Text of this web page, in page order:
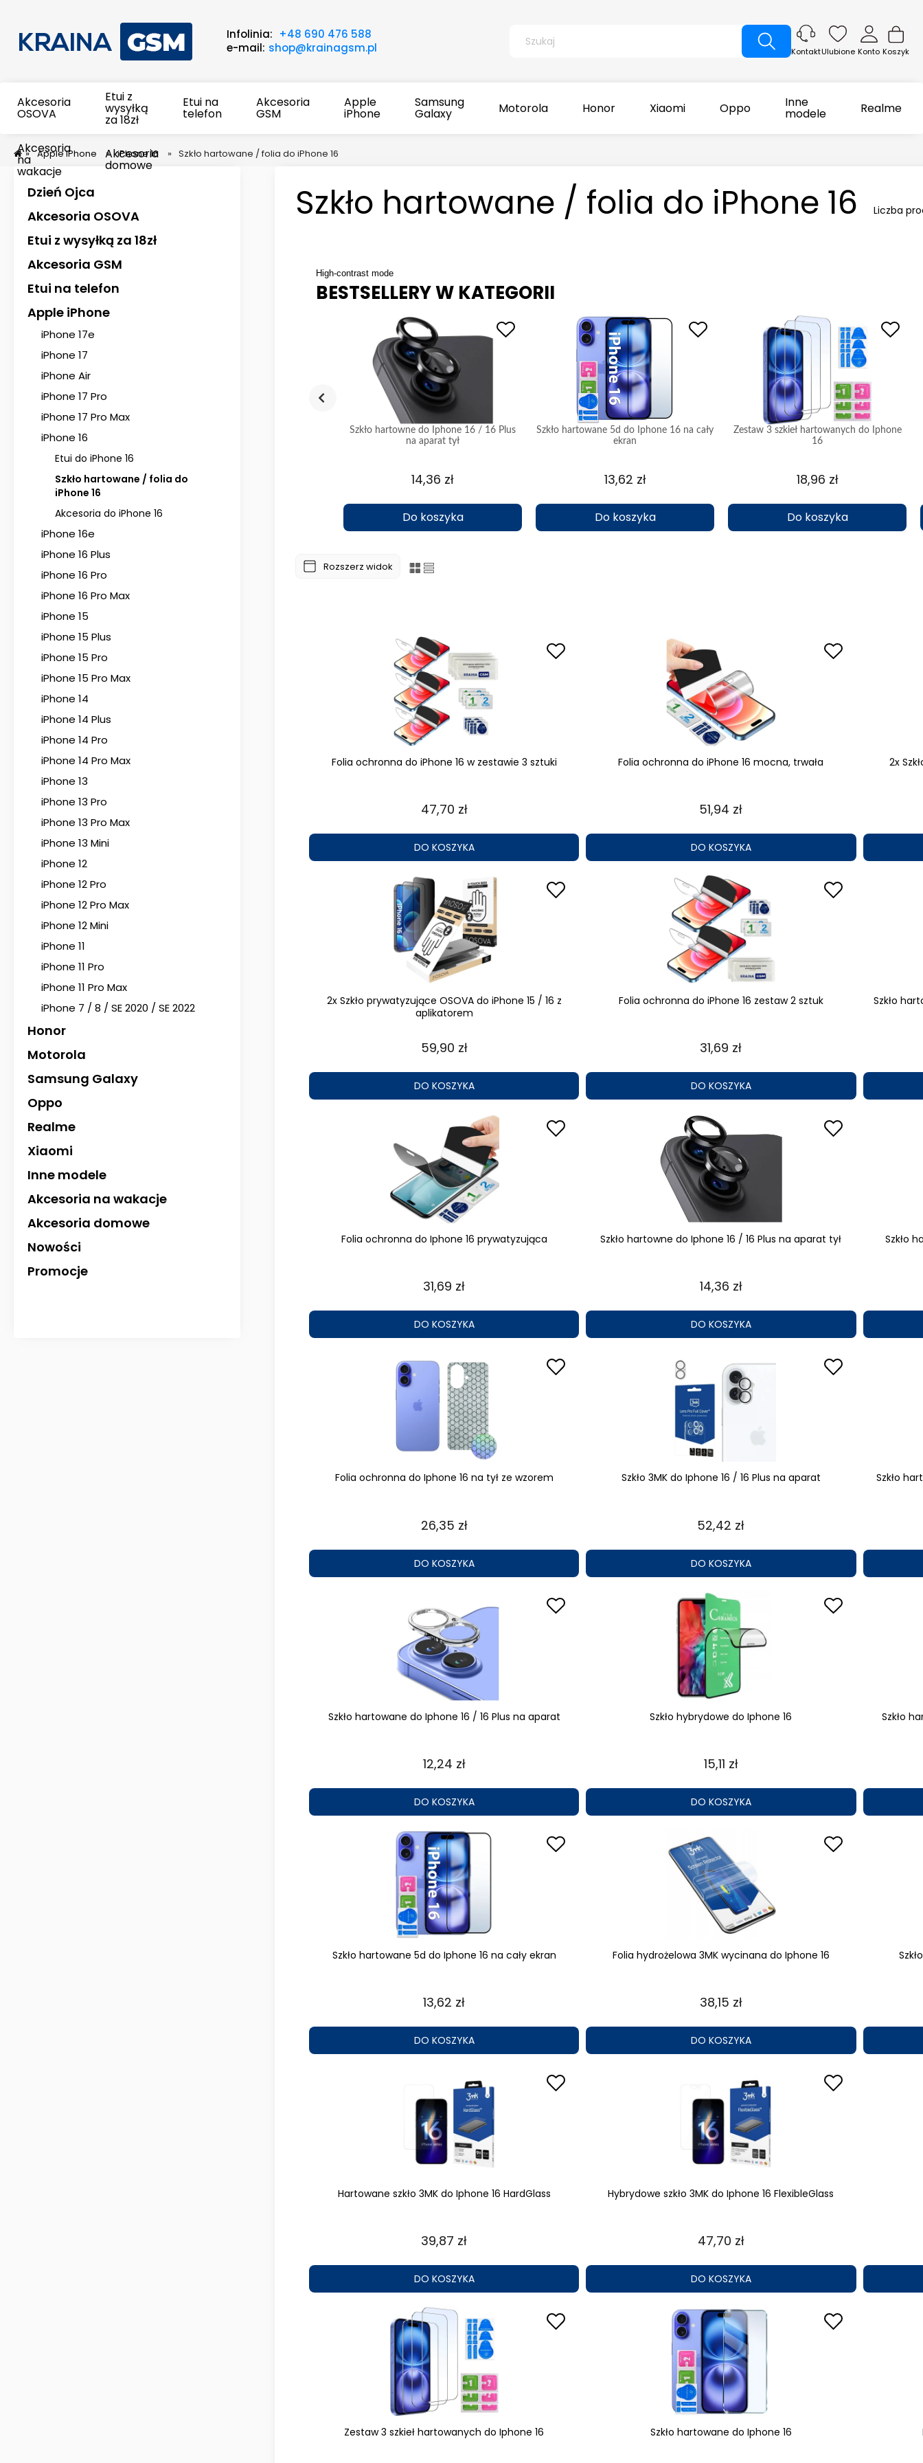
Infolinia: +48 690 476 588
e-mail: shop@krainagsm.pl Koszyk
Konto
KontaktUlubione
Akcesoria
OSOVA
Etui z
wysyłką
za 18zł
Etui na
telefon
Akcesoria
GSM
Apple
iPhone
Samsung
Galaxy Motorola Honor Xiaomi Oppo Inne
modele Realme
Akcesoria
na
wakacje
Akcesoria
domowe
» Apple iPhone » iPhone 16 » Szkło hartowane / folia do iPhone 16
Dzień Ojca
Akcesoria OSOVA
Etui z wysyłką za 18zł
Akcesoria GSM
Etui na telefon
Apple iPhone
iPhone 17e
iPhone 17
iPhone Air
iPhone 17 Pro
iPhone 17 Pro Max
iPhone 16
Etui do iPhone 16
Szkło hartowane / folia do
iPhone 16
Akcesoria do iPhone 16
iPhone 16e
iPhone 16 Plus
iPhone 16 Pro
iPhone 16 Pro Max
iPhone 15
iPhone 15 Plus
iPhone 15 Pro
iPhone 15 Pro Max
iPhone 14
iPhone 14 Plus
iPhone 14 Pro
iPhone 14 Pro Max
iPhone 13
iPhone 13 Pro
iPhone 13 Pro Max
iPhone 13 Mini
iPhone 12
iPhone 12 Pro
iPhone 12 Pro Max
iPhone 12 Mini
iPhone 11
iPhone 11 Pro
iPhone 11 Pro Max
iPhone 7 / 8 / SE 2020 / SE 2022
Honor
Motorola
Samsung Galaxy
Oppo
Realme
Xiaomi
Inne modele
Akcesoria na wakacje
Akcesoria domowe
Nowości
Promocje
Szkło hartowane / folia do iPhone 16 Liczba
High-contrast mode
BESTSELLERY W KATEGORII
ekran 3 sztuki
22,42 zł
Do koszyka
Szkło hartowne do Iphone 16 / 16 Plus
na aparat tył
14,36 zł
Do koszyka
Szkło hartowane 5d do Iphone 16 na cały
ekran
13,62 zł
Do koszyka
Zestaw 3 szkieł hartowanych do Iphone
16
18,96 zł
Do koszyka
Rozszerz widok
Folia ochronna do iPhone 16 w zestawie 3 sztuki
47,70 zł
DO KOSZYKA
Folia ochronna do iPhone 16 mocna, trwała
51,94 zł
DO KOSZYKA
2x
2x Szkło prywatyzujące OSOVA do iPhone 15 / 16 z
aplikatorem
59,90 zł
DO KOSZYKA
Folia ochronna do iPhone 16 zestaw 2 sztuk
31,69 zł
DO KOSZYKA
Szkło
Folia ochronna do Iphone 16 prywatyzująca
31,69 zł
DO KOSZYKA
Szkło hartowne do Iphone 16 / 16 Plus na aparat tył
14,36 zł
DO KOSZYKA
Szkło
Folia ochronna do Iphone 16 na tył ze wzorem
26,35 zł
DO KOSZYKA
Szkło 3MK do Iphone 16 / 16 Plus na aparat
52,42 zł
DO KOSZYKA
Szkło
Szkło hartowane do Iphone 16 / 16 Plus na aparat
12,24 zł
DO KOSZYKA
Szkło hybrydowe do Iphone 16
15,11 zł
DO KOSZYKA
Szkło
Szkło hartowane 5d do Iphone 16 na cały ekran
13,62 zł
DO KOSZYKA
Folia hydrożelowa 3MK wycinana do Iphone 16
38,15 zł
DO KOSZYKA
Hartowane szkło 3MK do Iphone 16 HardGlass
39,87 zł
DO KOSZYKA
Hybrydowe szkło 3MK do Iphone 16 FlexibleGlass
47,70 zł
DO KOSZYKA
Zestaw 3 szkieł hartowanych do Iphone 16 Szkło hartowane do Iphone 16